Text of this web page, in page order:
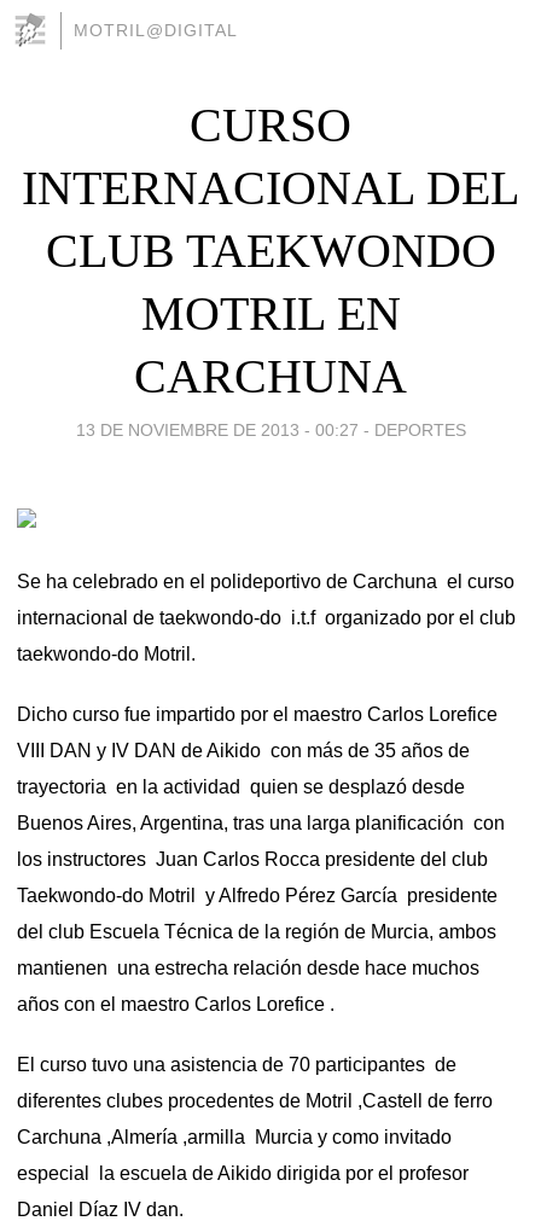
MOTRIL@DIGITAL
CURSO
INTERNACIONAL DEL
CLUB TAEKWONDO
MOTRIL EN
CARCHUNA
13 DE NOVIEMBRE DE 2013 - 00:27 - DEPORTES
Se ha celebrado en el polideportivo de Carchuna el curso
internacional de taekwondo-do i.t.f organizado por el club
taekwondo-do Motril.
Dicho curso fue impartido por el maestro Carlos Lorefice
VIII DAN y IV DAN de Aikido con más de 35 años de
trayectoria en la actividad quien se desplazó desde
Buenos Aires, Argentina, tras una larga planificación con
los instructores Juan Carlos Rocca presidente del club
Taekwondo-do Motril y Alfredo Pérez García presidente
del club Escuela Técnica de la región de Murcia, ambos
mantienen una estrecha relación desde hace muchos
años con el maestro Carlos Lorefice .
El curso tuvo una asistencia de 70 participantes de
diferentes clubes procedentes de Motril ,Castell de ferro
Carchuna ,Almería ,armilla Murcia y como invitado
especial la escuela de Aikido dirigida por el profesor
Daniel Díaz IV dan.